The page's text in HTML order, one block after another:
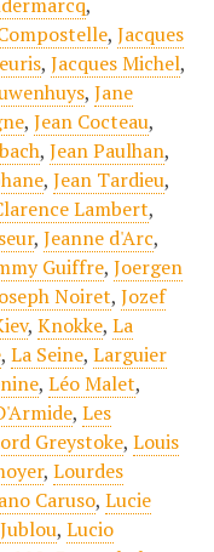
, Jacques
, Jacques Michel,
, Jane
, Jean Cocteau,
, Jean Paulhan,
, Jean Tardieu,
Lambert,
, Jeanne d'Arc,
Guiffre, Joergen
Noiret, Jozef
, Knokke, La
, La Seine, Larguier
, Léo Malet,
, Les
Greystoke, Louis
, Lourdes
Caruso, Lucie
, Lucio